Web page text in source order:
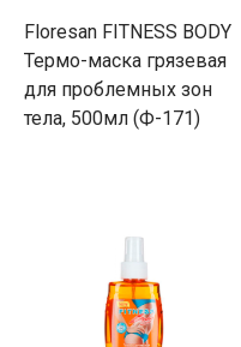
Floresan FITNESS BODY
Термо-маска грязевая
для проблемных зон
тела, 500мл (Ф-171)